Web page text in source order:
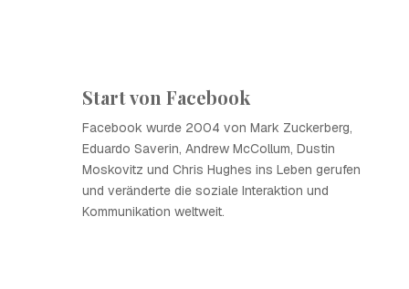
Start von Facebook
Facebook wurde 2004 von Mark Zuckerberg,
Eduardo Saverin, Andrew McCollum, Dustin
Moskovitz und Chris Hughes ins Leben gerufen
und veränderte die soziale Interaktion und
Kommunikation weltweit.